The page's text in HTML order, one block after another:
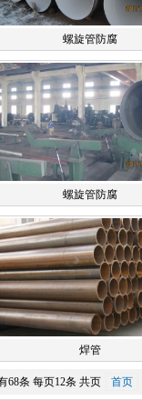
螺旋管防腐
螺旋管防腐
焊管
68条 每页12条 共页 首页